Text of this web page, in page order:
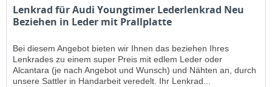
Lenkrad für Audi Youngtimer Lederlenkrad Neu
Beziehen in Leder mit Prallplatte
Bei diesem Angebot bieten wir Ihnen das beziehen Ihres
Lenkrades zu einem super Preis mit edlem Leder oder
Alcantara (je nach Angebot und Wunsch) und Nähten an, durch
unsere Sattler in Handarbeit veredelt. Ihr Lenkrad...